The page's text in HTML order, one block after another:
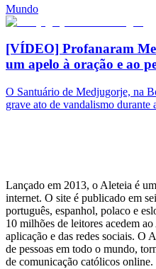
Mundo
[VÍDEO] Profanaram
um apelo à oração e ao
O Santuário de Medjugorje, na
grave ato de vandalismo durante
Lançado em 2013, o Aleteia é
internet. O site é publicado em
português, espanhol, polaco e
10 milhões de leitores acedem
aplicação e das redes sociais. O
de pessoas em todo o mundo,
de comunicação católicos online.